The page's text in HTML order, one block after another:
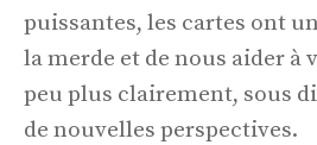
puissantes, les cartes ont
la merde et de nous aider à
peu plus clairement, sous
de nouvelles perspectives.